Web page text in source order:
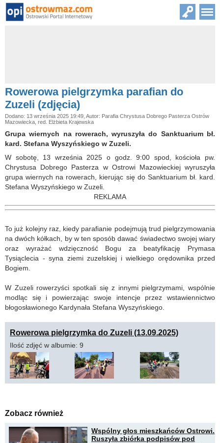
Rowerowa pielgrzymka parafian do
Zuzeli (zdjęcia)
Dodano: 13 września 2025 19:49, Autor: Parafia Chrystusa Dobrego Pasterza Ostrów
Mazowiecka, red. Elżbieta Krajewska
Grupa wiernych na rowerach, wyruszyła do Sanktuarium bł.
kard. Stefana Wyszyńskiego w Zuzeli.
W sobotę, 13 września 2025 o godz. 9:00 spod, kościoła pw.
Chrystusa Dobrego Pasterza w Ostrowi Mazowieckiej wyruszyła
grupa wiernych na rowerach, kierując się do Sanktuarium bł. kard.
Stefana Wyszyńskiego w Zuzeli.
REKLAMA
To już kolejny raz, kiedy parafianie podejmują trud pielgrzymowania
na dwóch kółkach, by w ten sposób dawać świadectwo swojej wiary
oraz wyrażać wdzięczność Bogu za beatyfikację Prymasa
Tysiąclecia - syna ziemi zuzelskiej i wielkiego orędownika przed
Bogiem.
W Zuzeli rowerzyści spotkali się z innymi pielgrzymami, wspólnie
modląc się i powierzając swoje intencje przez wstawiennictwo
błogosławionego Kardynała Stefana Wyszyńskiego.
Rowerowa pielgrzymka do Zuzeli (13.09.2025)
Ilość zdjęć w albumie: 9
Zobacz również
Wspólny głos mieszkańców Ostrowi.
Ruszyła zbiórka podpisów pod